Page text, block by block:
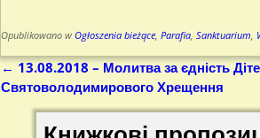
Opublikowano w Ogłoszenia bieżące, Parafia, Sanktuarium,
Nawigacja
← 13.08.2018 – Молитва за єдність
Святоволодимирового Хрещення